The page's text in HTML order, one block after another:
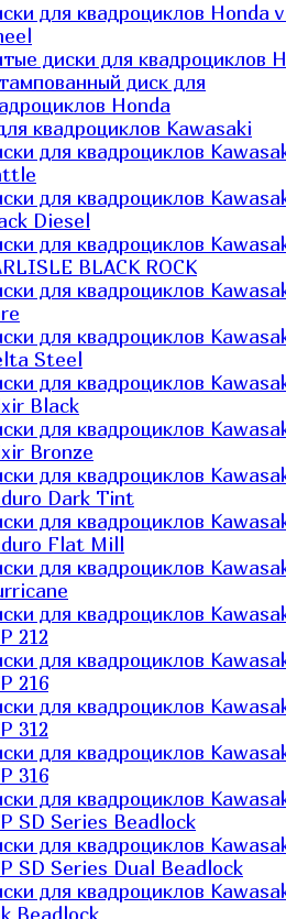
для квадроциклов Honda
диски для квадроциклов
диск для
Honda
квадроциклов Kawasaki
для квадроциклов
для квадроциклов
Diesel
для квадроциклов
BLACK ROCK
для квадроциклов
для квадроциклов
Steel
для квадроциклов
Black
для квадроциклов
Bronze
для квадроциклов
Dark Tint
для квадроциклов
Flat Mill
для квадроциклов
для квадроциклов
212
для квадроциклов
216
для квадроциклов
312
для квадроциклов
316
для квадроциклов
SD Series Beadlock
для квадроциклов
SD Series Dual Beadlock
для квадроциклов
Beadlock